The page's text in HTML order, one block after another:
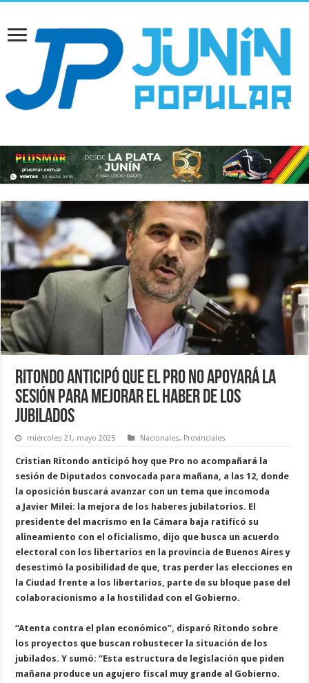
Ritondo anticipó que el Pro no apoyará la
sesión para mejorar el haber de los
jubilados
miércoles 21, mayo 2025 Nacionales, Provinciales
Cristian Ritond o anticipó hoy que Pro no acompañará a
sesión d e Diputad os convocad a para mañana, a as 1 2, d ond e
a oposición buscará avanzar con un tema que incomod a
a Javier Mi ei: a mejora d e os ha beres ju bi atorios. E
presid ente d e macrismo en a Cámara baja ratificó su
a ineamiento con e oficia ismo, d ijo que busca un acuerd o
e ectora con os i bertarios en a provincia d e Buenos Aires y
d esestimó a posi bi id ad d e que, tras perd er as e ecciones en
a Ciud ad frente a os i bertarios, parte d e su b oque pase d e
co a boracionismo a a hosti id ad con e Go bierno.
“Atenta contra e p an económico”, d isparó Ritond o so bre
os proyectos que buscan ro bustecer a situación d e os
ju bi ad os. Y sumó: “Esta estructura d e egis ación que pid en
mañana prod uce un agujero fisca muy grand e a Go bierno.